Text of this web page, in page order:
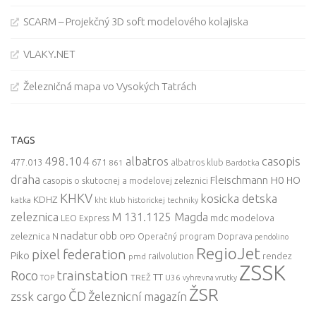
SCARM – Projekčný 3D soft modelového kolajiska
VLAKY.NET
Železničná mapa vo Vysokých Tatrách
TAGS
477.013 498.104 671 861 albatros albatros klub Bardotka casopis
draha casopis o skutocnej a modelovej zeleznici Fleischmann H0 HO
katka KDHZ KHKV kht klub historickej techniky kosicka detska
zeleznica LEO Express M 131.1125 Magda mdc modelova
zeleznica N nadatur obb OPD Operačný program Doprava pendolino
Piko pixel federation pmd railvolution RegioJet rendez
Roco TOP trainstation TREŽ TT U36 vyhrevna vrutky ZSSK
zssk cargo ČD Železnicní magazín ŽSR